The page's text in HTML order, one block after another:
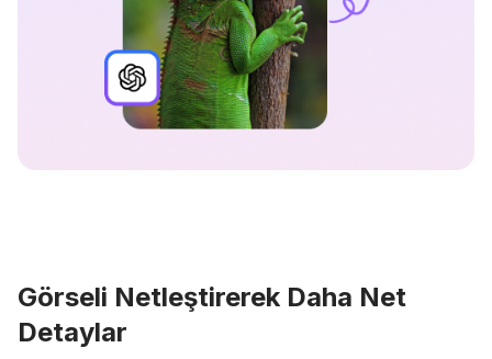
Görseli Netleştirerek Daha Net
Detaylar